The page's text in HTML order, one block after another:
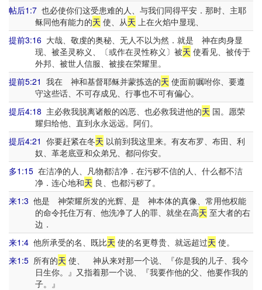
帖后1:7 也必使你们这受患难的人、与我们同得平安．那时、主耶
稣同他有能力的天 使、从天 上在火焰中显现、
提前3:16 大哉、敬虔的奥秘、无人不以为然．就是 神在肉身显
现、被圣灵称义、〔或作在灵性称义〕被天 使看见、被传于
外邦、被世人信服、被接在荣耀里。
提前5:21 我在 神和基督耶稣并蒙拣选的天 使面前嘱咐你、要遵
守这些话、不可存成见、行事也不可有偏心。
提后4:18 主必救我脱离诸般的凶恶、也必救我进他的天 国。愿荣
耀归给他、直到永永远远。阿们。
提后4:21 你要赶紧在冬天 以前到我这里来。有友布罗、布田、利
奴、革老底亚和众弟兄、都问你安。
多1:15 在洁净的人、凡物都洁净．在污秽不信的人、什么都不洁
净．连心地和天 良、也都污秽了。
来1:3 他是 神荣耀所发的光辉、是 神本体的真像、常用他权能
的命令托住万有、他洗净了人的罪、就坐在高天 至大者的右
边．
来1:4 他所承受的名、既比天 使的名更尊贵、就远超过天 使。
来1:5 所有的天 使、 神从来对那一个说、『你是我的儿子、我今
日生你。』又指着那一个说、『我要作他的父、他要作我的
子。』